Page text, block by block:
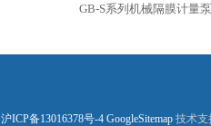
GB-S系列机械隔膜计量泵
沪ICP备13016378号-4 GoogleSitemap 技术支